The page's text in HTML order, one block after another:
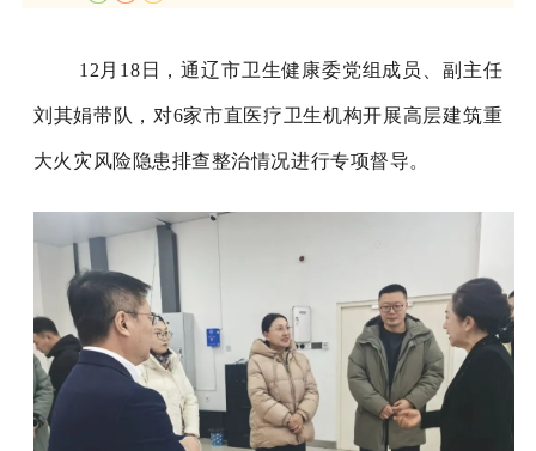
12月18日，通辽市卫生健康委党组成员、副主任
刘其娟带队，对6家市直医疗卫生机构开展高层建筑重
大火灾风险隐患排查整治情况进行专项督导。